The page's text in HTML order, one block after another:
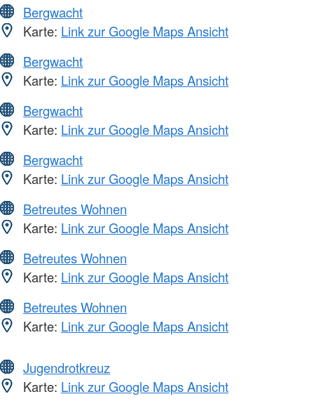
Bergwacht
Karte: Link zur Google Maps Ansicht
Bergwacht
Karte: Link zur Google Maps Ansicht
Bergwacht
Karte: Link zur Google Maps Ansicht
Bergwacht
Karte: Link zur Google Maps Ansicht
Betreutes Wohnen
Karte: Link zur Google Maps Ansicht
Betreutes Wohnen
Karte: Link zur Google Maps Ansicht
Betreutes Wohnen
Karte: Link zur Google Maps Ansicht
Jugendrotkreuz
Karte: Link zur Google Maps Ansicht